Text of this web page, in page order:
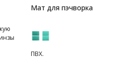
Мат для пэчворка
ПВХ.